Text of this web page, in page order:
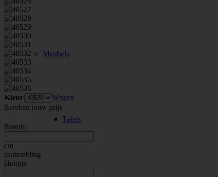
Meubels
Tafels
Kleur
Wissen
Bereken jouw prijs
Breedte
cm
foutmelding
Hoogte